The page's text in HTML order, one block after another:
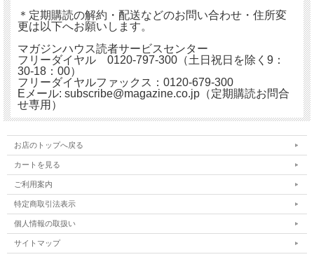
＊定期購読の解約・配送などのお問い合わせ・住所変
更は以下へお願いします。
マガジンハウス読者サービスセンター
フリーダイヤル 0120-797-300（土日祝日を除く9：
30-18：00）
フリーダイヤルファックス：0120-679-300
Eメール: subscribe@magazine.co.jp（定期購読お問合
せ専用）
お店のトップへ戻る
カートを見る
ご利用案内
特定商取引法表示
個人情報の取扱い
サイトマップ